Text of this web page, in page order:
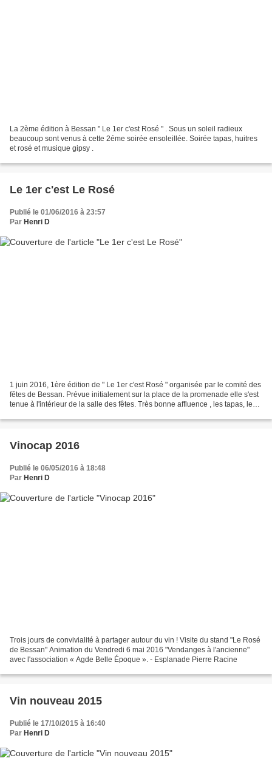
La 2ème édition à Bessan " Le 1er c'est Rosé " . Sous un soleil radieux
beaucoup sont venus à cette 2éme soirée ensoleillée. Soirée tapas, huitres
et rosé et musique gipsy .
Le 1er c'est Le Rosé
Publié le 01/06/2016 à 23:57
Par Henri D
1 juin 2016, 1ère édition de " Le 1er c'est Rosé " organisée par le comité des
fêtes de Bessan. Prévue initialement sur la place de la promenade elle s'est
tenue à l'intérieur de la salle des fêtes. Très bonne affluence , les tapas, le
Vinocap 2016
Publié le 06/05/2016 à 18:48
Par Henri D
Trois jours de convivialité à partager autour du vin ! Visite du stand "Le Rosé
de Bessan" Animation du Vendredi 6 mai 2016 "Vendanges à l'ancienne"
avec l'association « Agde Belle Époque ». - Esplanade Pierre Racine
Vin nouveau 2015
Publié le 17/10/2015 à 16:40
Par Henri D